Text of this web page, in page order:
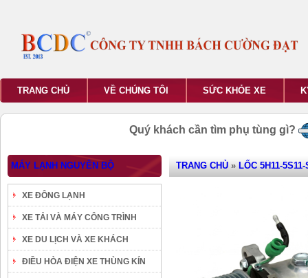
TRANG CHỦ VỀ CHÚNG TÔI SỨC KHỎE XE
Quý khách cần tìm phụ tùng gì?
MÁY LẠNH NGUYÊN BỘ
XE ĐÔNG LẠNH
XE TẢI VÀ MÁY CÔNG TRÌNH
XE DU LỊCH VÀ XE KHÁCH
ĐIỀU HÒA ĐIỆN XE THÙNG KÍN
TRANG CHỦ » LỐC 5H11-